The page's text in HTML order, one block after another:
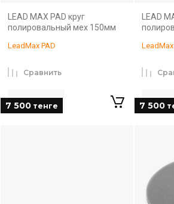
LEAD MAX PAD круг
полировальный мех 150мм
LeadMax PAD
7 500 тенге
Сравнить
LEAD
LeadMax
7 500